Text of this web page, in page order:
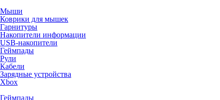
Мыши
Коврики для мышек
Гарнитуры
Накопители информации
USB-накопители
Геймпады
Рули
Кабели
Зарядные устройства
Xbox
Геймпады